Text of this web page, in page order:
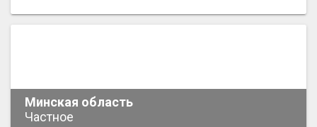
Минская область
Частное